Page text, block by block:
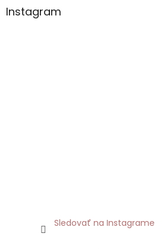
Instagram
Sledovať na Instagrame